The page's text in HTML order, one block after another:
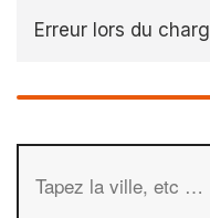
Erreur lors du